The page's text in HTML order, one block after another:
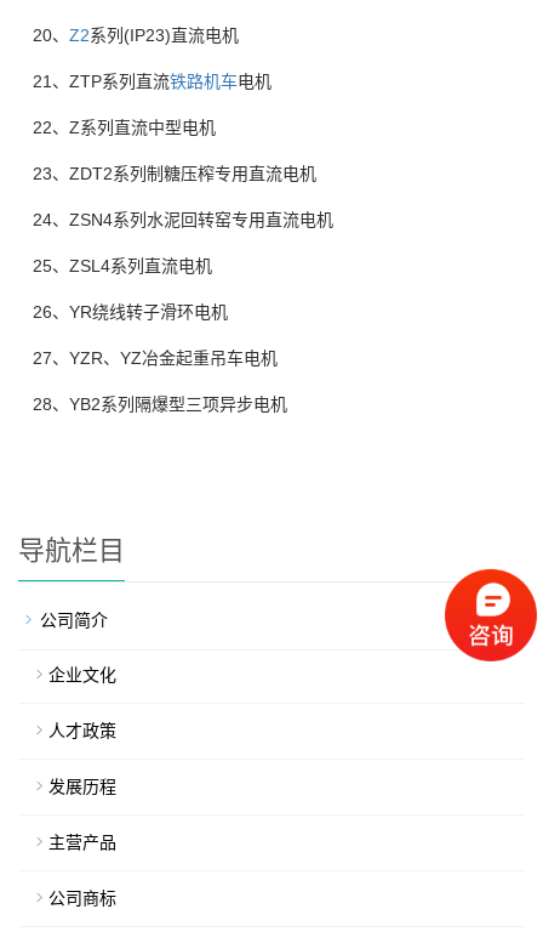
20、 Z2系列(IP23)直流电机
21、ZTP系列直流铁路机车电机
22、Z系列直流中型电机
23、ZDT2系列制糖压榨专用直流电机
24、ZSN4系列水泥回转窑专用直流电机
25、ZSL4系列直流电机
26、YR绕线转子滑环电机
27、YZR、YZ冶金起重吊车电机
28、YB2系列隔爆型三项异步电机
导航栏目
公司简介
企业文化
人才政策
发展历程
主营产品
公司商标